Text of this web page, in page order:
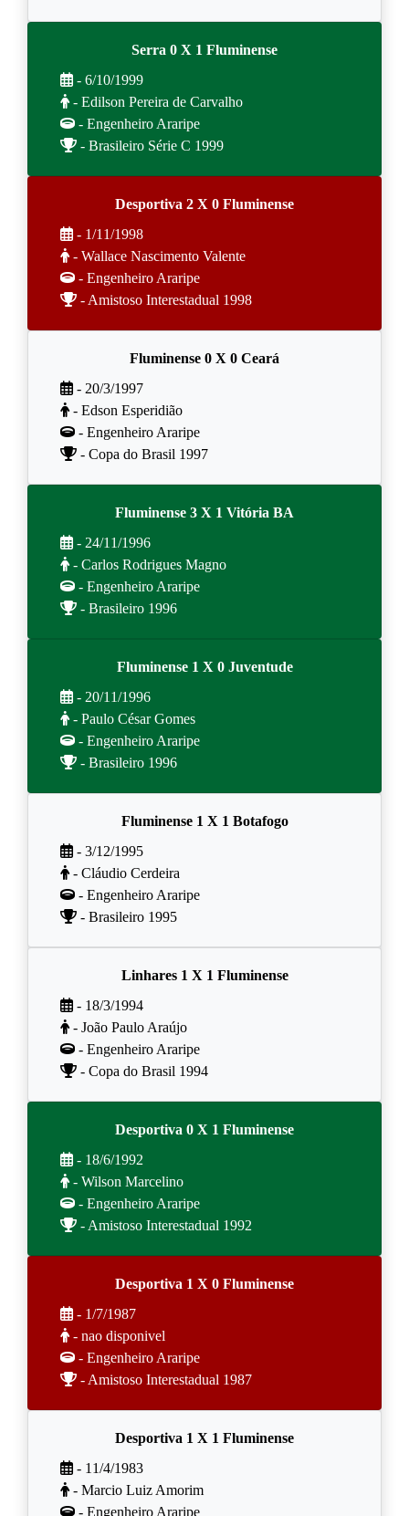
Serra 0 X 1 Fluminense
- 6/10/1999
- Edilson Pereira de Carvalho
- Engenheiro Araripe
- Brasileiro Série C 1999
Desportiva 2 X 0 Fluminense
- 1/11/1998
- Wallace Nascimento Valente
- Engenheiro Araripe
- Amistoso Interestadual 1998
Fluminense 0 X 0 Ceará
- 20/3/1997
- Edson Esperidião
- Engenheiro Araripe
- Copa do Brasil 1997
Fluminense 3 X 1 Vitória BA
- 24/11/1996
- Carlos Rodrigues Magno
- Engenheiro Araripe
- Brasileiro 1996
Fluminense 1 X 0 Juventude
- 20/11/1996
- Paulo César Gomes
- Engenheiro Araripe
- Brasileiro 1996
Fluminense 1 X 1 Botafogo
- 3/12/1995
- Cláudio Cerdeira
- Engenheiro Araripe
- Brasileiro 1995
Linhares 1 X 1 Fluminense
- 18/3/1994
- João Paulo Araújo
- Engenheiro Araripe
- Copa do Brasil 1994
Desportiva 0 X 1 Fluminense
- 18/6/1992
- Wilson Marcelino
- Engenheiro Araripe
- Amistoso Interestadual 1992
Desportiva 1 X 0 Fluminense
- 1/7/1987
- nao disponivel
- Engenheiro Araripe
- Amistoso Interestadual 1987
Desportiva 1 X 1 Fluminense
- 11/4/1983
- Marcio Luiz Amorim
- Engenheiro Araripe